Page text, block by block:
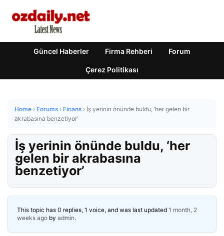
Güncel Haberler Firma Rehberi Forum
Çerez Politikası
Home › Forums › Finans › İş yerinin önünde buldu, ‘her gelen bir
akrabasına benzetiyor’
İş yerinin önünde buldu, ‘her
gelen bir akrabasına
benzetiyor’
This topic has 0 replies, 1 voice, and was last updated 1 month, 2
weeks ago by admin.